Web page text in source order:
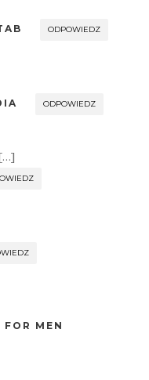
ODPOWIEDZ
ODPOWIEDZ
MEN